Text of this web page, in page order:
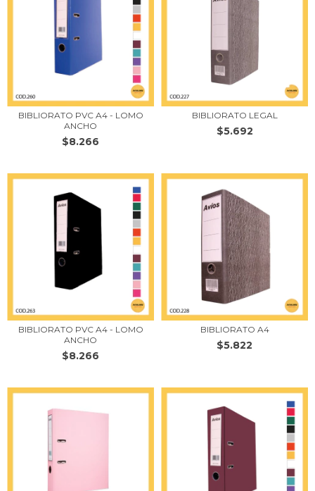
BIBLIORATO PVC A4 - LOMO
ANCHO
$8.266
BIBLIORATO LEGAL
$5.692
BIBLIORATO PVC A4 - LOMO
ANCHO
$8.266
BIBLIORATO A4
$5.822